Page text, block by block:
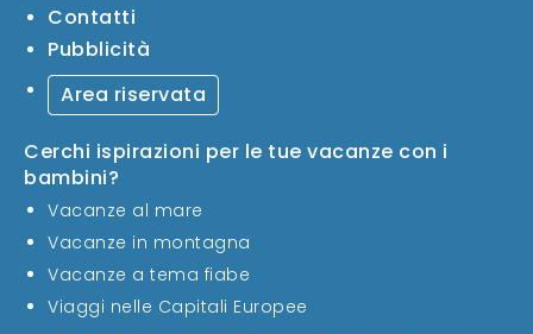
Contatti
Pubblicità
Area riservata
Cerchi ispirazioni per le tue vacanze con i
bambini?
Vacanze al mare
Vacanze in montagna
Vacanze a tema fiabe
Viaggi nelle Capitali Europee